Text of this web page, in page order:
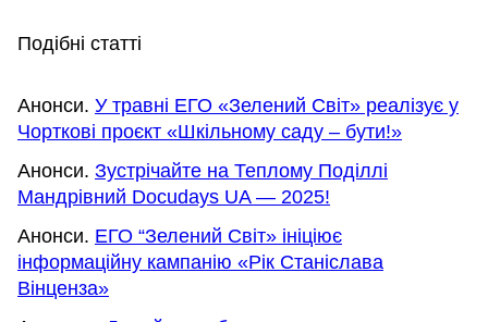
Подібні статті
Анонси. У травні ЕГО «Зелений Світ» реалізує у
Чорткові проєкт «Шкільному саду – бути!»
Анонси. Зустрічайте на Теплому Поділлі
Мандрівний Docudays UA — 2025!
Анонси. ЕГО “Зелений Світ» ініціює
інформаційну кампанію «Рік Станіслава
Вінценза»